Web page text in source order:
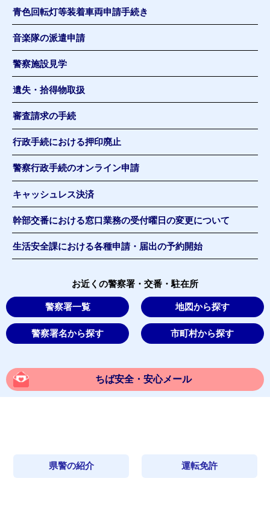
青色回転灯等装着車両申請手続き
音楽隊の派遣申請
警察施設見学
遺失・拾得物取扱
審査請求の手続
行政手続における押印廃止
警察行政手続のオンライン申請
キャッシュレス決済
幹部交番における窓口業務の受付曜日の変更について
生活安全課における各種申請・届出の予約開始
お近くの警察署・交番・駐在所
警察署一覧 地図から探す
警察署名から探す 市町村から探す
ちば安全・安心メール
県警の紹介 運転免許